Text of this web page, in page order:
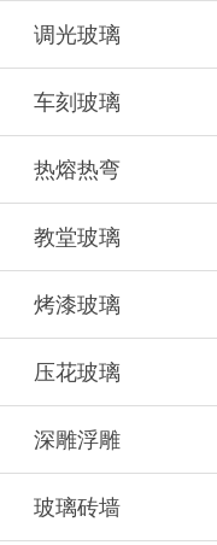
调光玻璃
车刻玻璃
热熔热弯
教堂玻璃
烤漆玻璃
压花玻璃
深雕浮雕
玻璃砖墙